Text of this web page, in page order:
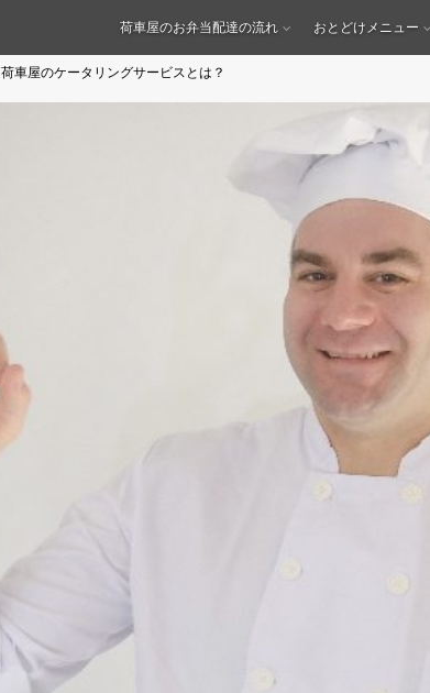
荷車屋のお弁当配達の流れ おとどけメニュー
荷車屋のケータリングサービスとは？